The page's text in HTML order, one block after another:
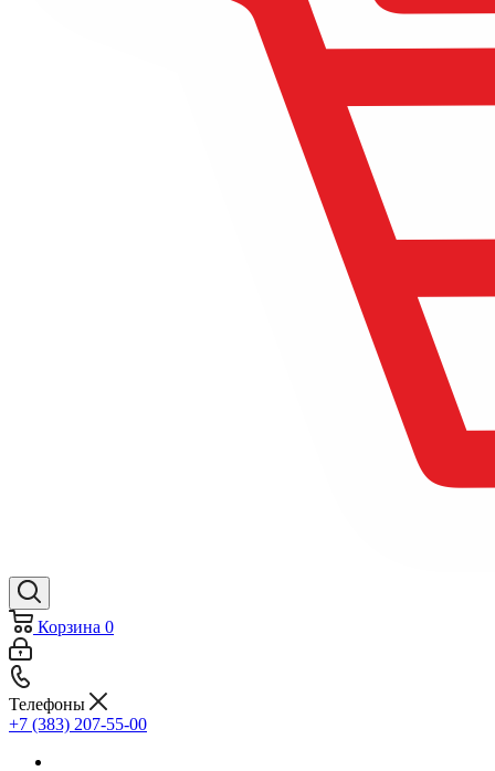
Корзина 0
Телефоны
+7 (383) 207-55-00